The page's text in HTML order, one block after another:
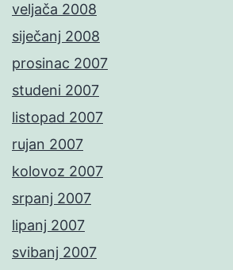
veljača 2008
siječanj 2008
prosinac 2007
studeni 2007
listopad 2007
rujan 2007
kolovoz 2007
srpanj 2007
lipanj 2007
svibanj 2007